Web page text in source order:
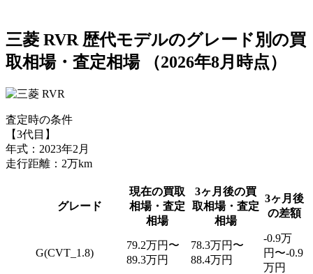
三菱 RVR 歴代モデルのグレード別の買
取相場・査定相場
（2026年8月 時点）
査定時の条件
【3代目】
年式：2023年2月
走行距離：2万km
グレード
現在の買取
相場・査定
相場
3ヶ月後の買
取相場・査定
相場
3ヶ月後
の差額
G(CVT_1.8)
79.2万円〜
89.3万円
78.3万円〜
88.4万円
-0.9万
円〜-0.9
万円